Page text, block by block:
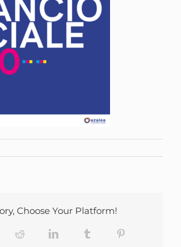
Choose Your Platform!
Reddit LinkedIn Tumblr